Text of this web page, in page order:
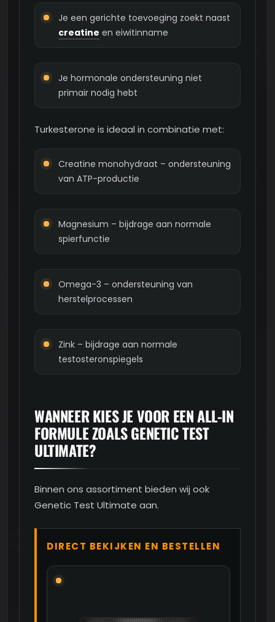
Je een gerichte toevoeging zoekt naast
creatine en eiwitinname
Je hormonale ondersteuning niet
primair nodig hebt
Turkesterone is ideaal in combinatie met:
Creatine monohydraat – ondersteuning
van ATP-productie
Magnesium – bijdrage aan normale
spierfunctie
Omega-3 – ondersteuning van
herstelprocessen
Zink – bijdrage aan normale
testosteronspiegels
WANNEER KIES JE VOOR EEN ALL-IN
FORMULE ZOALS GENETIC TEST
ULTIMATE?
Binnen ons assortiment bieden wij ook
Genetic Test Ultimate aan.
DIRECT BEKIJKEN EN BESTELLEN